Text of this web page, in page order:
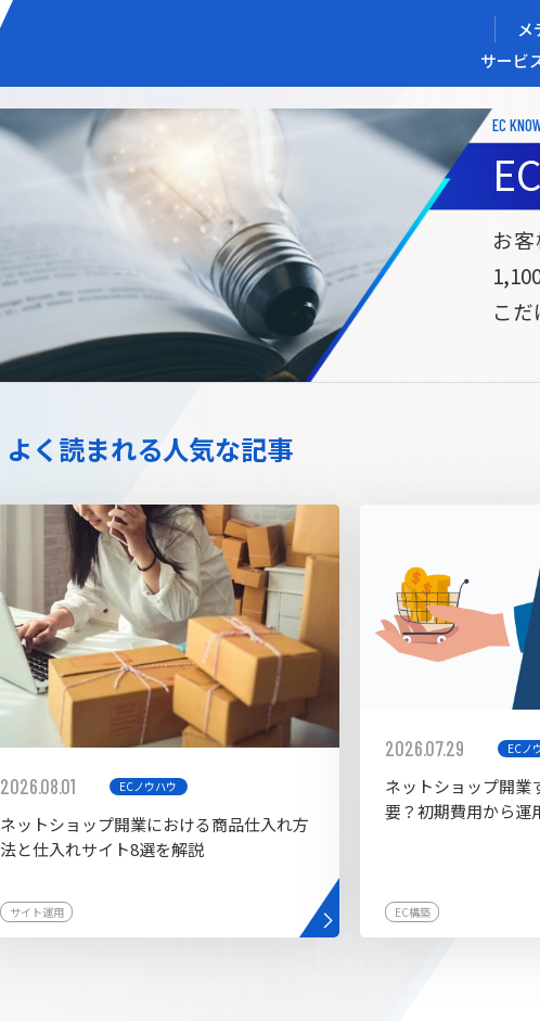
メ
サービ
メディアコマース
サービス
BtoC向けECサイト構築
W2Commerce
Unified
サブスク/定期通販
拡張プラグイン一覧 AIカスタ
メディアコマースとは 選ばれ
EC
お
こだ
よく読まれる人気な記事
2026.08.01 ECノウハウ
ネットショップ開業における商品仕入れ方
法と仕入れサイト8選を解説
サイト運用
2026.07.29 ECノ
ネットショップ開業
要？初期費用から運
EC構築